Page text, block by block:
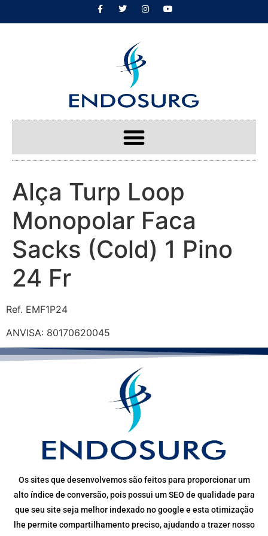
Alça Turp Loop
Monopolar Faca
Sacks (Cold) 1 Pino
24 Fr
Ref. EMF1P24
ANVISA: 80170620045
Os sites que desenvolvemos são feitos para proporcionar um
alto índice de conversão, pois possui um SEO de qualidade para
que seu site seja melhor indexado no google e esta otimização
lhe permite compartilhamento preciso, ajudando a trazer nosso